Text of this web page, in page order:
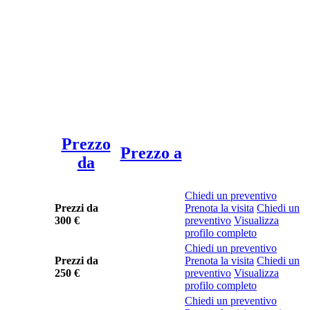
Prezzo
da
Prezzo a
Prezzi da
300 €
Chiedi un preventivo
Prenota la visita Chiedi un
preventivo Visualizza
profilo completo
Prezzi da
250 €
Chiedi un preventivo
Prenota la visita Chiedi un
preventivo Visualizza
profilo completo
Chiedi un preventivo